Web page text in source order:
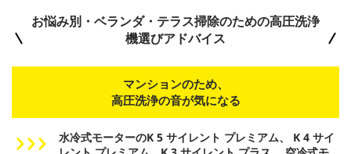
お悩み別・ベランダ・テラス掃除のための高圧洗浄
機選びアドバイス
マンションのため、
高圧洗浄の音が気になる
水冷式モーターのK 5 サイレント プレミアム、
K 4 サイ